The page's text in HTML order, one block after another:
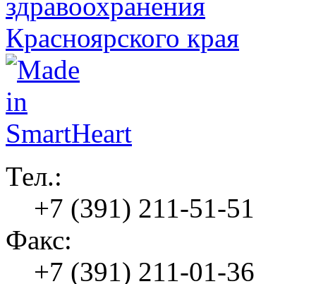
Тел.:
+7 (391) 211-51-51
Факс:
+7 (391) 211-01-36